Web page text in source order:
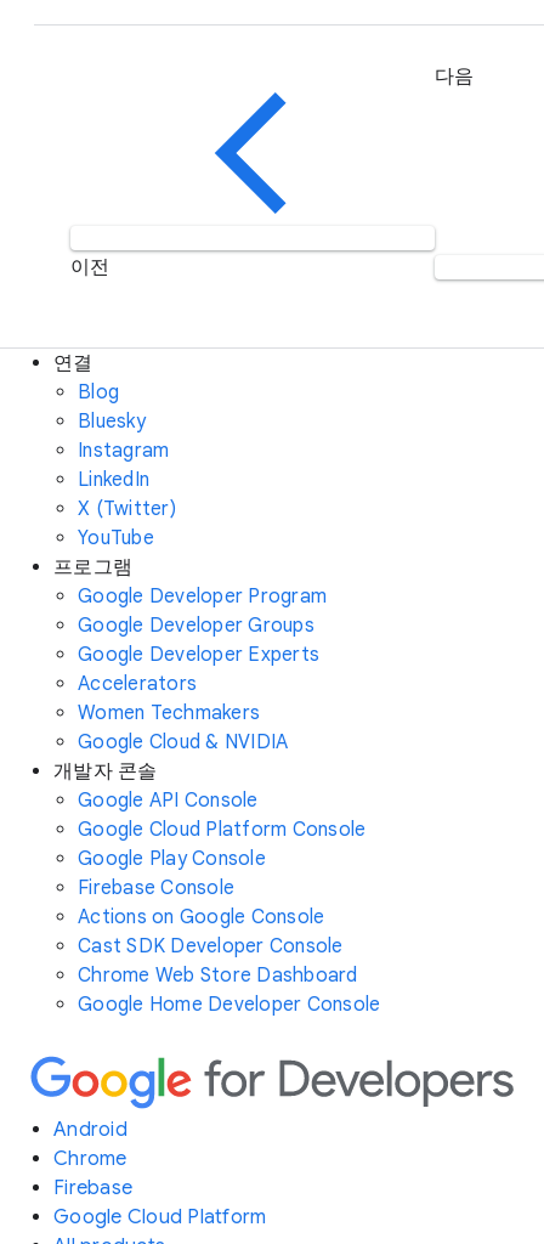
이전
다음
연결
Blog
Bluesky
Instagram
LinkedIn
X (Twitter)
YouTube
프로그램
Google Developer Program
Google Developer Groups
Google Developer Experts
Accelerators
Women Techmakers
Google Cloud & NVIDIA
개발자 콘솔
Google API Console
Google Cloud Platform Console
Google Play Console
Firebase Console
Actions on Google Console
Cast SDK Developer Console
Chrome Web Store Dashboard
Google Home Developer Console
Android
Chrome
Firebase
Google Cloud Platform